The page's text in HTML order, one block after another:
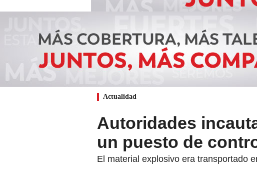
Actualidad
Autoridades
un puesto de
El material explosivo era transportado